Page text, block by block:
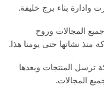
وادارة بناء برج خليفة.
المجالات وروح
منذ نشاتها حتى يومنا هذا.
ترسل المنتجات وبعدها
المجالات.